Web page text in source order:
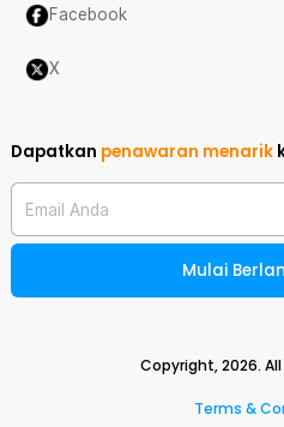
Facebook
X
Dapatkan penawaran menarik
Email Anda
Mulai
Copyright,2026.
Terms &